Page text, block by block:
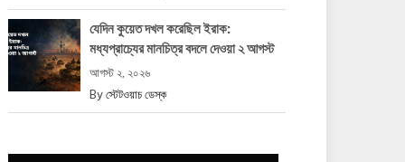
যেদিন কুয়েত দখল করেছিল ইরাক:
মধ্যপ্রাচ্যের মানচিত্র বদলে দেওয়া ২ আগস্ট
আগস্ট ২, ২০২৬
By স্টেটওয়াচ ডেস্ক